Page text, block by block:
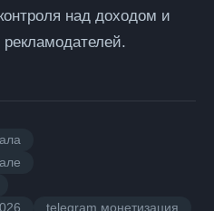
над доходом и
telegram монетизация